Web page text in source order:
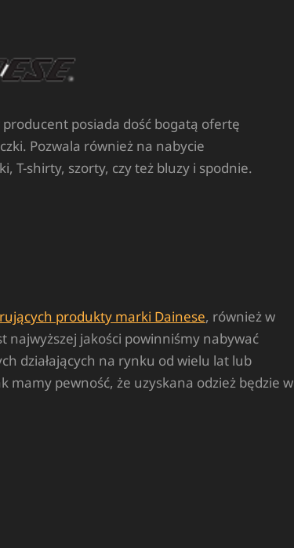
posiada dość bogatą ofertę
Pozwala również na nabycie
T-shirty, szorty, czy też bluzy i spodnie.
produkty marki Dainese, również w
najwyższej jakości powinniśmy nabywać
działających na rynku od wielu lat lub
pewność, że uzyskana odzież będzie w